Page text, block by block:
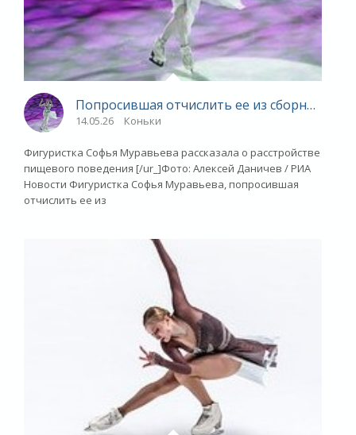
Попросившая отчислить ее из сборной
14.05.26 Коньки
Фигуристка Софья Муравьева рассказала о расстройстве
пищевого поведения [/ur_]Фото: Алексей Даничев / РИА
Новости Фигуристка Софья Муравьева, попросившая
отчислить ее из